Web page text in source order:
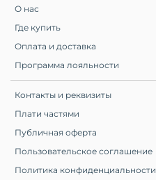
О нас
Где купить
Оплата и доставка
Программа лояльности
Контакты и реквизиты
Плати частями
Публичная оферта
Пользовательское соглашение
Политика конфиденциальности